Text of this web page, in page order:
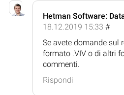
Hetman Software:
18.12.2019 15:33 #
Se avete domande sul
formato .VIV o di altri
commenti.
Rispondi